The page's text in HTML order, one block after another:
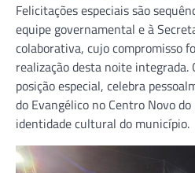
Felicitações especiais são
equipe governamental e à
colaborativa, cujo compromisso
realização desta noite
posição especial, celebra
do Evangélico no Centro Novo
identidade cultural do município.